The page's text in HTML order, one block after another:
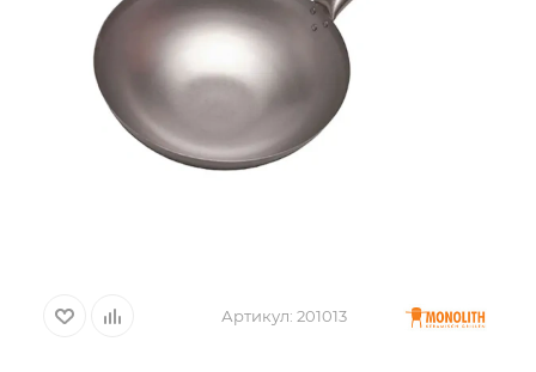
Артикул: 201013